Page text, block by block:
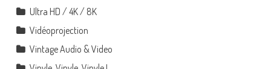
Ultra HD / 4K / 8K
Vidéoprojection
Vintage Audio & Video